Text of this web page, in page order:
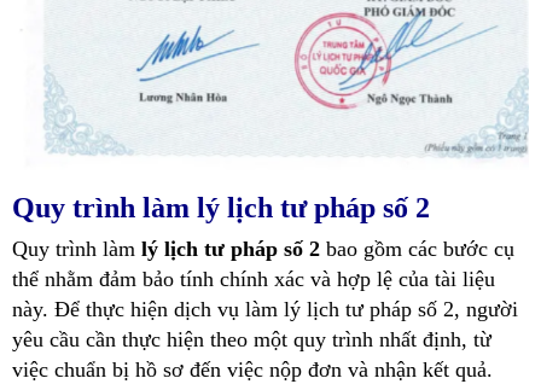
Quy trình làm lý lịch tư pháp số 2
Quy trình làm lý lịch tư pháp số 2 bao gồm các bước cụ
thể nhằm đảm bảo tính chính xác và hợp lệ của tài liệu
này. Để thực hiện dịch vụ làm lý lịch tư pháp số 2, người
yêu cầu cần thực hiện theo một quy trình nhất định, từ
việc chuẩn bị hồ sơ đến việc nộp đơn và nhận kết quả.